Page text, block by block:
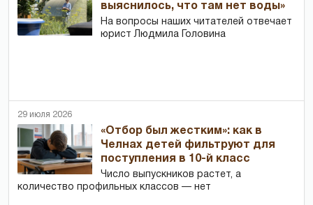
выяснилось, что там нет воды»
На вопросы наших читателей отвечает
юрист Людмила Головина
29 июля 2026
«Отбор был жестким»: как в
Челнах детей фильтруют для
поступления в 10-й класс
Число выпускников растет, а
количество профильных классов — нет